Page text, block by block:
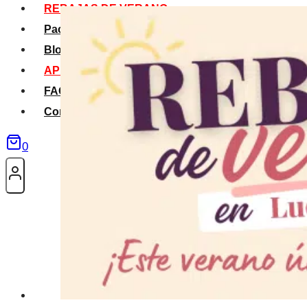
REBAJAS DE VERANO
Packs Verano
Blog
APP La Tribu
FAQS
Contacto
0